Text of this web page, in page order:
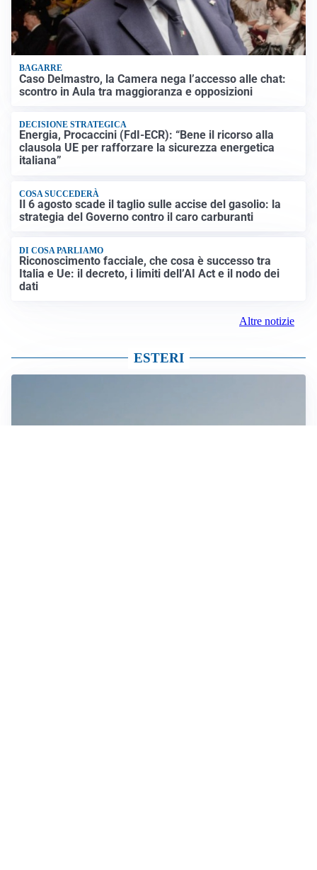
BAGARRE
Caso Delmastro, la Camera nega l’accesso alle chat:
scontro in Aula tra maggioranza e opposizioni
DECISIONE STRATEGICA
Energia, Procaccini (FdI-ECR): “Bene il ricorso alla
clausola UE per rafforzare la sicurezza energetica
italiana”
COSA SUCCEDERÀ
Il 6 agosto scade il taglio sulle accise del gasolio: la
strategia del Governo contro il caro carburanti
DI COSA PARLIAMO
Riconoscimento facciale, che cosa è successo tra
Italia e Ue: il decreto, i limiti dell’AI Act e il nodo dei
dati
Altre notizie
ESTERI